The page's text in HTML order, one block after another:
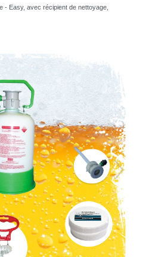
- Easy, avec récipient de nettoyage,